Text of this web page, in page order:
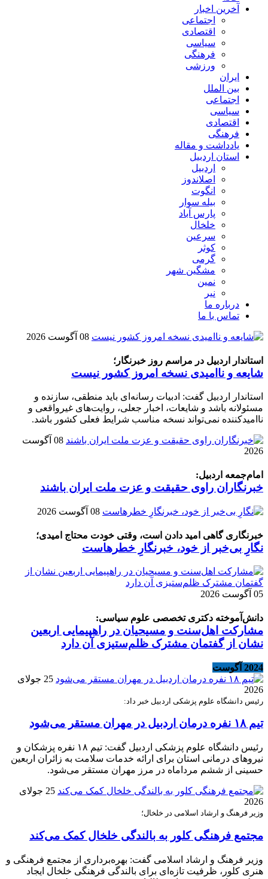
آخرین اخبار
اجتماعی
اقتصادی
سیاسی
فرهنگی
ورزشی
ایران
بین الملل
اجتماعی
سیاسی
اقتصادی
فرهنگی
یادداشت و مقاله
استان اردبیل
اردبیل
اصلاندوز
انگوت
بیله سوار
پارس آباد
خلخال
سرعین
کوثر
گرمی
مشگین شهر
نمین
نیر
درباره ما
تماس با ما
08 آگوست 2026
استاندار اردبیل در مراسم روز خبرنگار؛
شایعه و ناامیدی نسخه امروز کشور نیست
استاندار اردبیل گفت: ادبیات رسانه‌ای باید منطقی، سازنده و
مسئولانه باشد و شایعات، اخبار جعلی، روایت‌های غیرواقعی و
ناامیدکننده نمی‌تواند نسخه مناسب شرایط فعلی کشور باشد.
08 آگوست
2026
امام‌جمعه اردبیل:
خبرنگاران راوی حقیقت و عزت ملت ایران باشند
08 آگوست 2026
خبرنگاری گاهی امید دادن است، وقتی خودت محتاج امیدی؛
نگارِ بی‌خبر از خود، خبرنگارِ خطرهاست
05 آگوست 2026
دانش‌آموخته دکتری تخصصی علوم سیاسی:
مشارکت اهل‌سنت و مسیحیان در راهپیمایی اربعین
نشان از گفتمان مشترک ظلم‌ستیزی آن دارد
2024 آگوست
25 جولای
2026
رئیس دانشگاه علوم پزشکی اردبیل خبر داد:
تیم ۱۸ نفره درمان اردبیل در مهران مستقر می‌شود
رئیس دانشگاه علوم پزشکی اردبیل گفت: تیم ۱۸ نفره پزشکان و
نیروهای درمانی استان برای ارائه خدمات سلامت به زائران اربعین
حسینی از ششم مرداماه در مرز مهران مستقر می‌شود.
25 جولای
2026
وزیر فرهنگ و ارشاد اسلامی در خلخال؛
مجتمع فرهنگی کلور به بالندگی خلخال کمک می‌کند
وزیر فرهنگ و ارشاد اسلامی گفت: بهره‌برداری از مجتمع فرهنگی و
هنری کلور، ظرفیت تازه‌ای برای بالندگی فرهنگی خلخال ایجاد